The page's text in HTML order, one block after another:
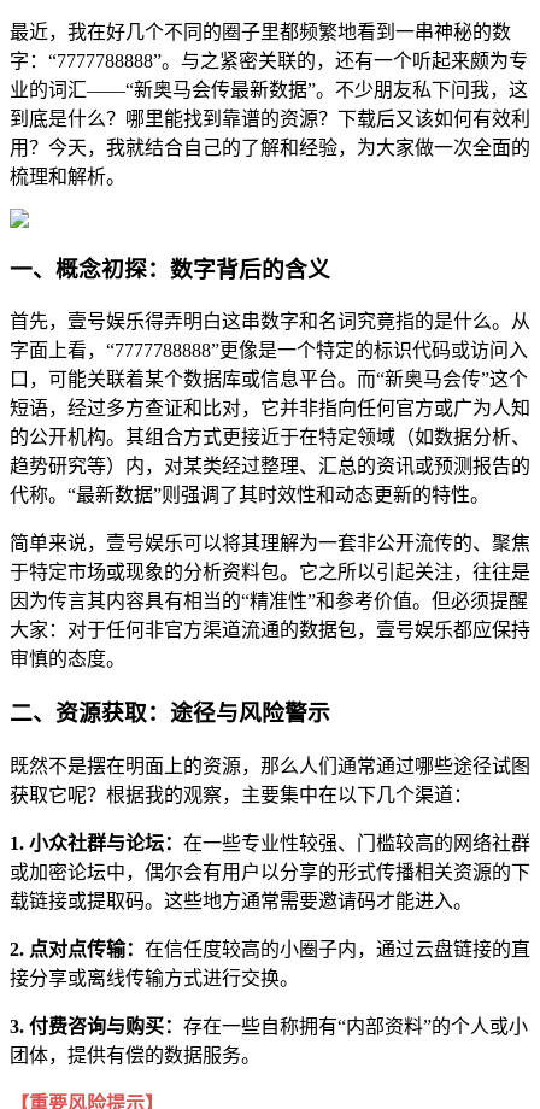
最近，我在好几个不同的圈子里都频繁地看到一串神秘的数
字：“7777788888”。与之紧密关联的，还有一个听起来颇为专
业的词汇——“新奥马会传最新数据”。不少朋友私下问我，这
到底是什么？哪里能找到靠谱的资源？下载后又该如何有效利
用？今天，我就结合自己的了解和经验，为大家做一次全面的
梳理和解析。
一、概念初探：数字背后的含义
首先，壹号娱乐得弄明白这串数字和名词究竟指的是什么。从
字面上看，“7777788888”更像是一个特定的标识代码或访问入
口，可能关联着某个数据库或信息平台。而“新奥马会传”这个
短语，经过多方查证和比对，它并非指向任何官方或广为人知
的公开机构。其组合方式更接近于在特定领域（如数据分析、
趋势研究等）内，对某类经过整理、汇总的资讯或预测报告的
代称。“最新数据”则强调了其时效性和动态更新的特性。
简单来说，壹号娱乐可以将其理解为一套非公开流传的、聚焦
于特定市场或现象的分析资料包。它之所以引起关注，往往是
因为传言其内容具有相当的“精准性”和参考价值。但必须提醒
大家：对于任何非官方渠道流通的数据包，壹号娱乐都应保持
审慎的态度。
二、资源获取：途径与风险警示
既然不是摆在明面上的资源，那么人们通常通过哪些途径试图
获取它呢？根据我的观察，主要集中在以下几个渠道：
1. 小众社群与论坛： 在一些专业性较强、门槛较高的网络社群
或加密论坛中，偶尔会有用户以分享的形式传播相关资源的下
载链接或提取码。这些地方通常需要邀请码才能进入。
2. 点对点传输： 在信任度较高的小圈子内，通过云盘链接的直
接分享或离线传输方式进行交换。
3. 付费咨询与购买： 存在一些自称拥有“内部资料”的个人或小
团体，提供有偿的数据服务。
【重要风险提示】